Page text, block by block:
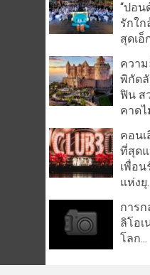
“ปอน
รักใ
สุดเอ็
ความ
พิกัด
ฟิน ส
คาดไ
คอน
ที่สุดแ
เพื่อ
แห่งยุ
การ
ลิโอเ
โลก...